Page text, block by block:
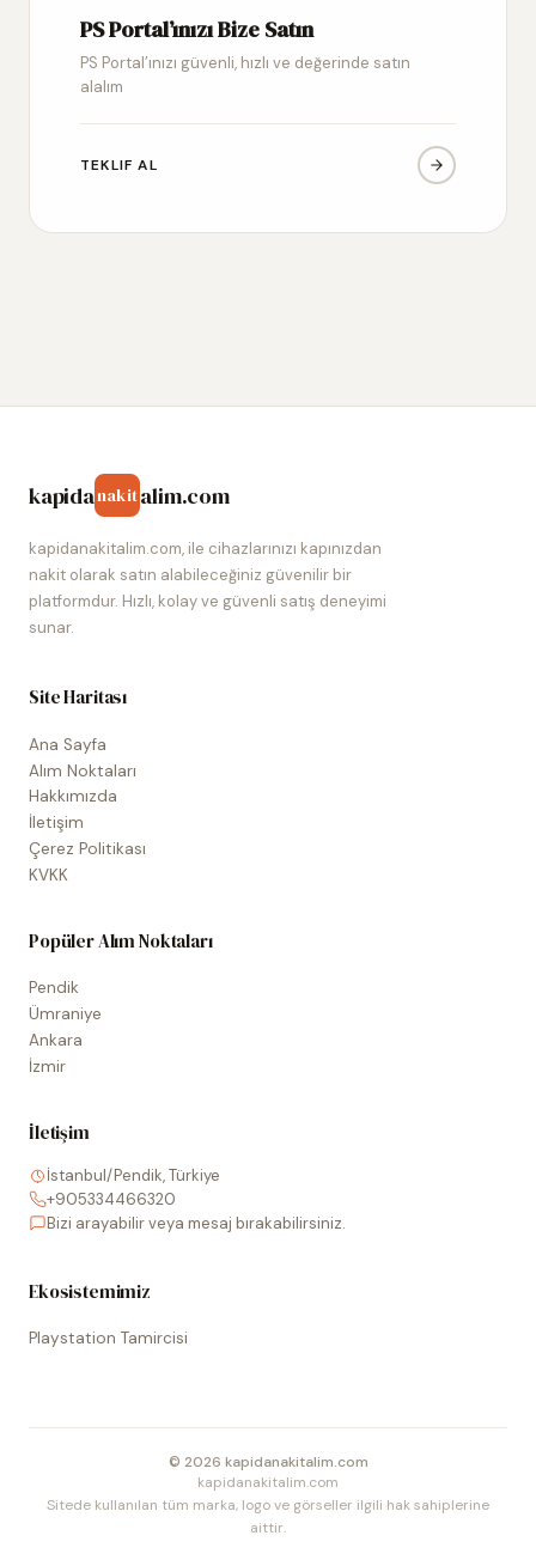
PS Portal’ınızı Bize Satın
PS Portal’ınızı güvenli, hızlı ve değerinde satın
alalım
TEKLIF AL
kapidanakitalim.com
kapidanakitalim.com, ile cihazlarınızı kapınızdan
nakit olarak satın alabileceğiniz güvenilir bir
platformdur. Hızlı, kolay ve güvenli satış deneyimi
sunar.
Site Haritası
Ana Sayfa
Alım Noktaları
Hakkımızda
İletişim
Çerez Politikası
KVKK
Popüler Alım Noktaları
Pendik
Ümraniye
Ankara
İzmir
İletişim
İstanbul/Pendik, Türkiye
+905334466320
Bizi arayabilir veya mesaj bırakabilirsiniz.
Ekosistemimiz
Playstation Tamircisi
© 2026 kapidanakitalim.com
kapidanakitalim.com
Sitede kullanılan tüm marka, logo ve görseller ilgili hak sahiplerine
aittir.